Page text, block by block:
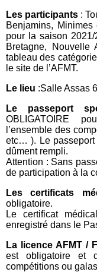
Les participants :
Benjamins,
pour la saison
Bretagne,
tableau des
le site de l’AFMT.
Le lieu :Salle Assas
Le passeport
OBLIGATOIRE
l’ensemble des
etc… ). Le passeport
dûment rempli.
Attention : Sans
de participation à la
Les certificats
obligatoire.
Le certificat
enregistré dans le
La licence AFMT /
est obligatoire et
compétitions ou